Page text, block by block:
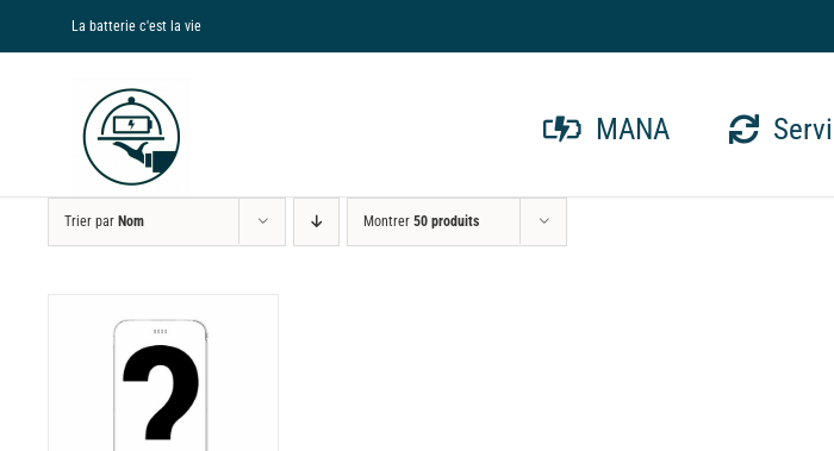
au
La batterie c'est la vie
MANA
Trier par Nom Montrer 50 produits